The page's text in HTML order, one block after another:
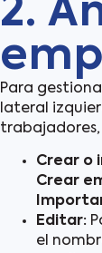
2.
Para
lateral
Crear o
Crear
Editar:
el